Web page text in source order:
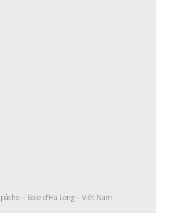
– Baie d’Ha Long – Viêt Nam